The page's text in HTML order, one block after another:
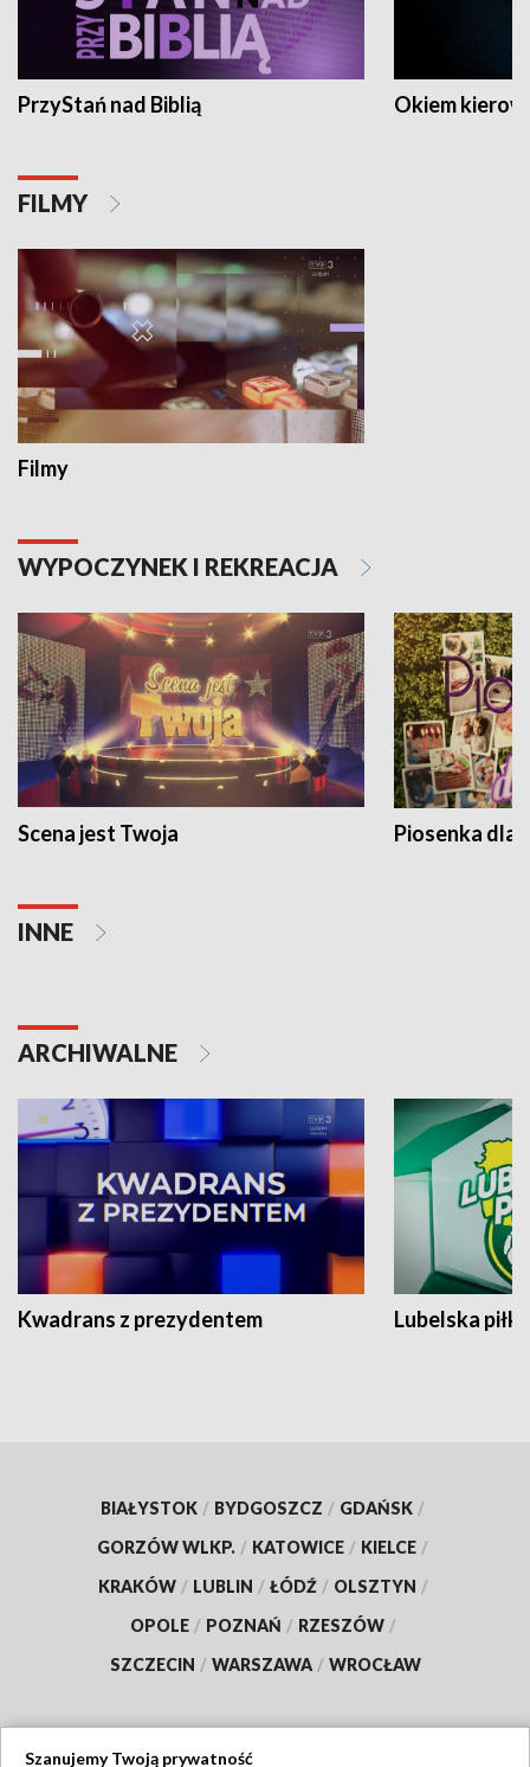
PrzyStań nad Biblią Okiem
FILMY
Filmy
WYPOCZYNEK I REKREACJA
Scena jest Twoja Piosenka dla
INNE
ARCHIWALNE
Kwadrans z prezydentem Lubelska piłka
BIAŁYSTOK / BYDGOSZCZ / GDAŃSK /
GORZÓW WLKP. / KATOWICE / KIELCE /
KRAKÓW / LUBLIN / ŁÓDŹ / OLSZTYN /
OPOLE / POZNAŃ / RZESZÓW /
SZCZECIN / WARSZAWA / WROCŁAW
Szanujemy Twoją prywatność